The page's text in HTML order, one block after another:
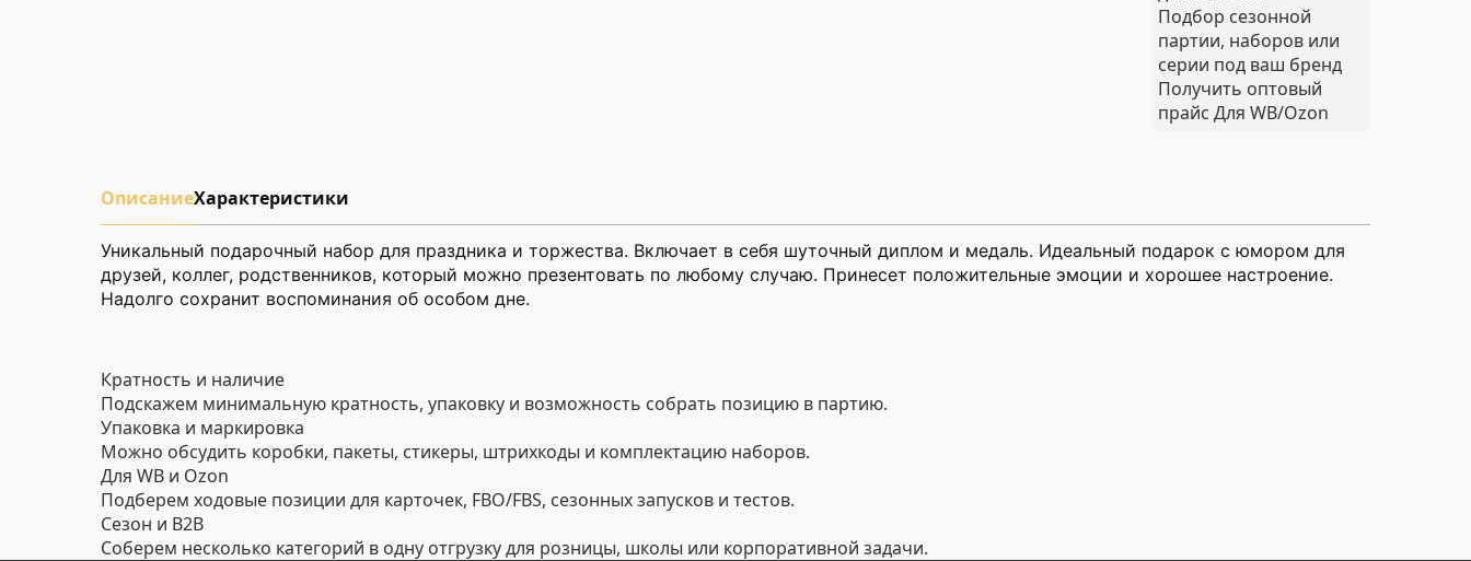
Подбор сезонной
партии, наборов или
серии под ваш бренд
Получить оптовый
прайс Для WB/Ozon
ОписаниеХарактеристики
Уникальный подарочный набор для праздника и торжества. Включает в себя шуточный диплом и медаль. Идеальный подарок с юмором для
друзей, коллег, родственников, который можно презентовать по любому случаю. Принесет положительные эмоции и хорошее настроение.
Надолго сохранит воспоминания об особом дне.
Кратность и наличие
Подскажем минимальную кратность, упаковку и возможность собрать позицию в партию.
Упаковка и маркировка
Можно обсудить коробки, пакеты, стикеры, штрихкоды и комплектацию наборов.
Для WB и Ozon
Подберем ходовые позиции для карточек, FBO/FBS, сезонных запусков и тестов.
Сезон и B2B
Соберем несколько категорий в одну отгрузку для розницы, школы или корпоративной задачи.